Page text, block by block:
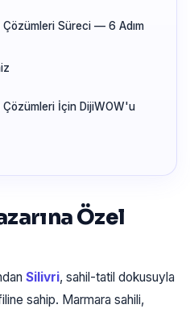
Çözümleri Süreci — 6 Adım
Çözümleri İçin DijiWOW'u
Özel
Silivri, sahil-tatil dokusuyla
sahip. Marmara sahili,